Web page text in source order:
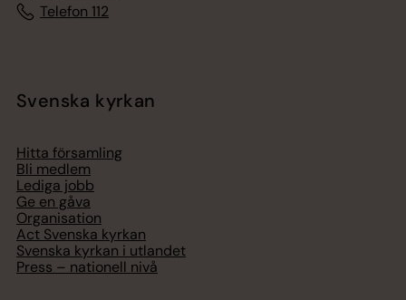
Telefon 112
Svenska kyrkan
Hitta församling
Bli medlem
Lediga jobb
Ge en gåva
Organisation
Act Svenska kyrkan
Svenska kyrkan i utlandet
Press – nationell nivå